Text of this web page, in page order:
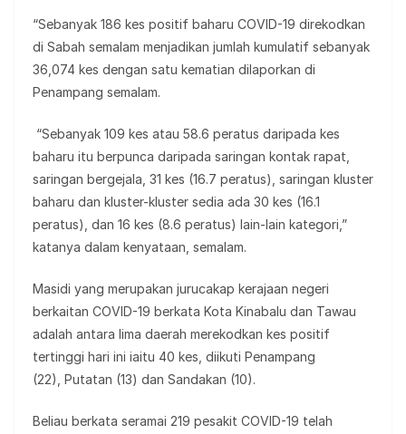
“Sebanyak 186 kes positif baharu COVID-19 direkodkan
di Sabah semalam menjadikan jumlah kumulatif sebanyak
36,074 kes dengan satu kematian dilaporkan di
Penampang semalam.
“Sebanyak 109 kes atau 58.6 peratus daripada kes
baharu itu berpunca daripada saringan kontak rapat,
saringan bergejala, 31 kes (16.7 peratus), saringan kluster
baharu dan kluster-kluster sedia ada 30 kes (16.1
peratus), dan 16 kes (8.6 peratus) lain-lain kategori,”
katanya dalam kenyataan, semalam.
Masidi yang merupakan jurucakap kerajaan negeri
berkaitan COVID-19 berkata Kota Kinabalu dan Tawau
adalah antara lima daerah merekodkan kes positif
tertinggi hari ini iaitu 40 kes, diikuti Penampang
(22), Putatan (13) dan Sandakan (10).
Beliau berkata seramai 219 pesakit COVID-19 telah